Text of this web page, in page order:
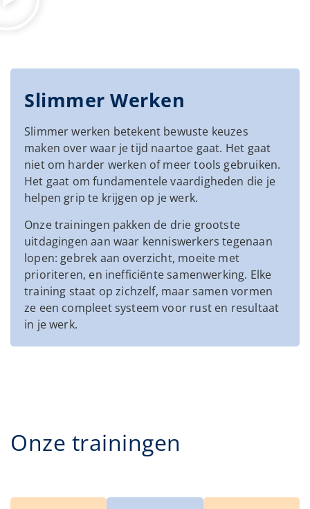
Slimmer Werken
Slimmer werken betekent bewuste keuzes
maken over waar je tijd naartoe gaat. Het gaat
niet om harder werken of meer tools gebruiken.
Het gaat om fundamentele vaardigheden die je
helpen grip te krijgen op je werk.
Onze trainingen pakken de drie grootste
uitdagingen aan waar kenniswerkers tegenaan
lopen: gebrek aan overzicht, moeite met
prioriteren, en inefficiënte samenwerking. Elke
training staat op zichzelf, maar samen vormen
ze een compleet systeem voor rust en resultaat
in je werk.
Onze trainingen